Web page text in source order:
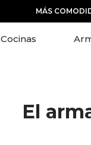
MÁS
Cocinas
El